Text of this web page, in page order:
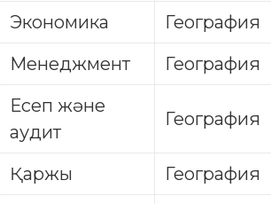
Экономика
География
Менеджмент География
Есеп және
аудит
География
Қаржы География